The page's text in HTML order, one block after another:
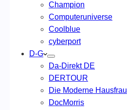
Champion
Computeruniverse
Coolblue
cyberport
D-G
Da-Direkt DE
DERTOUR
Die Moderne Hausfrau
DocMorris